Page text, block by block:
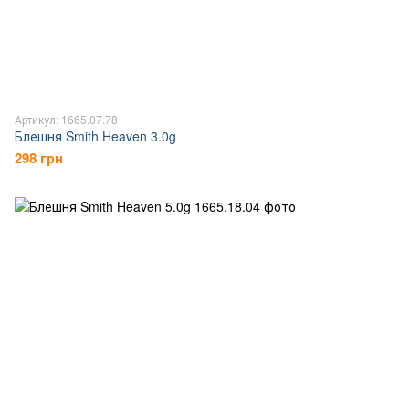
Артикул: 1665.07.78
Блешня Smith Heaven 3.0g
298 грн